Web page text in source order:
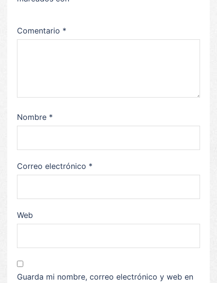
Comentario *
Nombre *
Correo electrónico *
Web
Guarda mi nombre, correo electrónico y web en